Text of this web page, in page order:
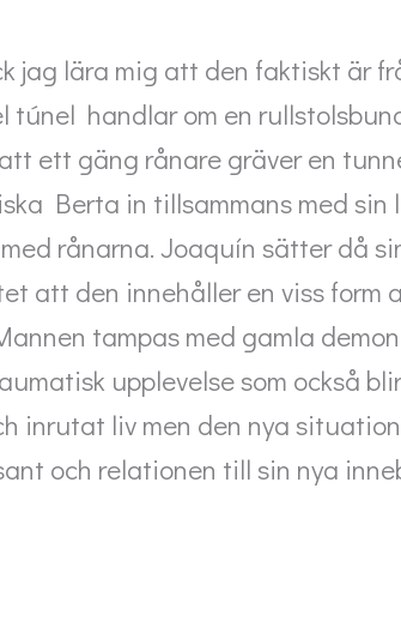
jag lära mig att den faktiskt är
túnel handlar om en
ett gäng rånare gräver en
Berta in tillsammans med sin
rånarna. Joaquín sätter då
att den innehåller en viss form
tampas med gamla
upplevelse som också blir
inrutat liv men den nya
och relationen till sin nya